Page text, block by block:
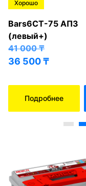
Хорошо
Bars6СТ-75 АПЗ
(левый+)
41 000₸
36 500₸
Подробнее